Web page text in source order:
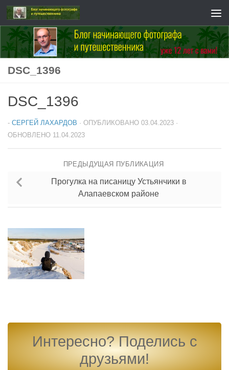
Перейти к содержимому
DSC_1396
DSC_1396
- СЕРГЕЙ ЛАХАРДОВ · ОПУБЛИКОВАНО 03.04.2023 ·
ОБНОВЛЕНО 11.04.2023
ПРЕДЫДУЩАЯ ПУБЛИКАЦИЯ
Прогулка на писаницу Устьянчики в
Алапаевском районе
Интересно? Поделись с
друзьями!